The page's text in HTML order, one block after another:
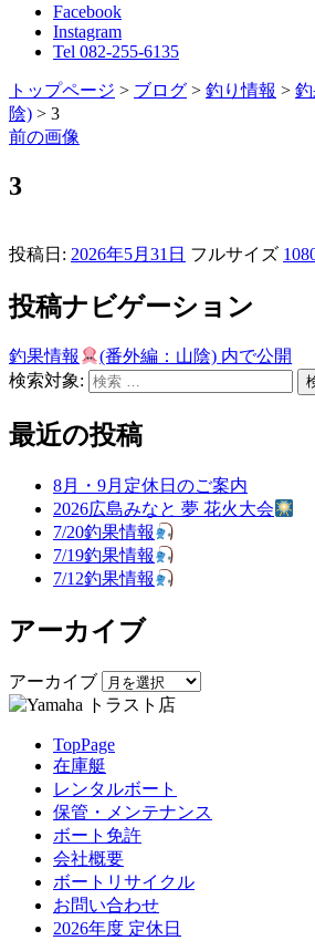
Facebook
Instagram
Tel 082-255-6135
トップページ > ブログ > 釣り情報 >
陰) > 3
前の画像
3
投稿日: 2026年5月31日 フルサイズ
投稿ナビゲーション
釣果情報 (番外編：山陰) 内で公開
検索対象:
最近の投稿
8月・9月定休日のご案内
2026広島みなと 夢 花火大会
7/20釣果情報
7/19釣果情報
7/12釣果情報
アーカイブ
アーカイブ
TopPage
在庫艇
レンタルボート
保管・メンテナンス
ボート免許
会社概要
ボートリサイクル
お問い合わせ
2026年度 定休日